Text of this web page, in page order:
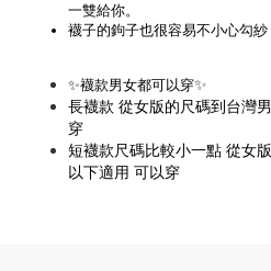
一雙給你。
襪子的鉤子也很容易不小心勾紗
✨襪款男女都可以穿✨
長襪款 從女版的尺碼到台灣
穿
短襪款尺碼比較小一點 從女
以下適用 可以穿